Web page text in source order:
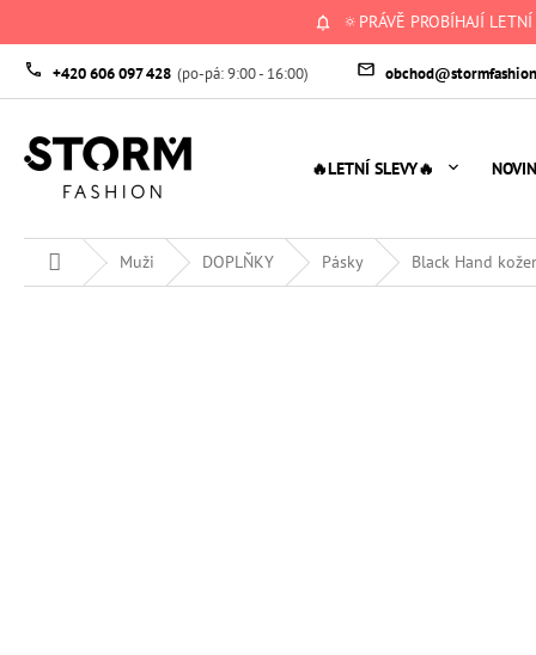
🔅PRÁVĚ PROBÍHAJÍ
+420 606 097 428
🔥LETNÍ SLEVY🔥
Domů Muži DOPLŇKY Pásky Black Hand